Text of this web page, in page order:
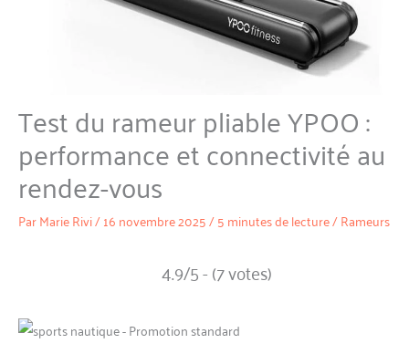
Test du rameur pliable YPOO :
performance et connectivité au
rendez-vous
ParMarie Rivi/16 novembre 2025/5 minutes de lecture/Rameurs
4.9/5 - (7 votes)